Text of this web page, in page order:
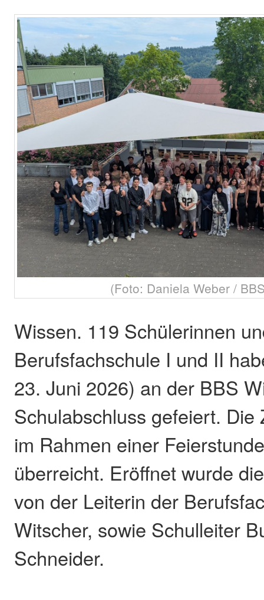
(Foto: Daniela Weber /
Wissen. 119 Schülerinnen
Berufsfachschule I und II
23. Juni 2026) an der BBS
Schulabschluss gefeiert. Die
im Rahmen einer
überreicht. Eröffnet wurde
von der Leiterin der
Witscher, sowie Schulleiter
Schneider.